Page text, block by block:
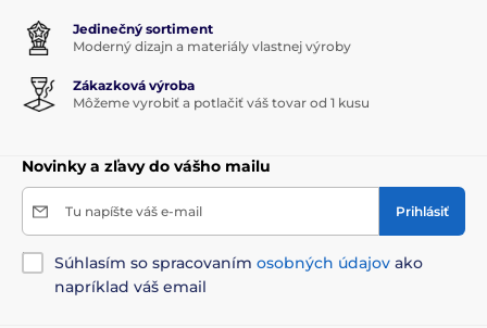
Jedinečný sortiment
Moderný dizajn a materiály vlastnej výroby
Zákazková výroba
Môžeme vyrobiť a potlačiť váš tovar od 1 kusu
Novinky a zľavy do vášho mailu
Tu napíšte váš e-mail Prihlásiť
Súhlasím so spracovaním osobných údajov ako
napríklad váš email